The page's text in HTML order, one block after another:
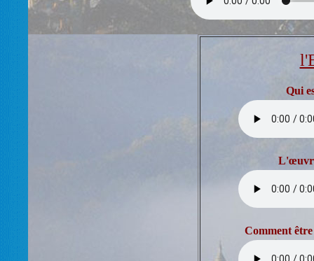
Qui
Comment